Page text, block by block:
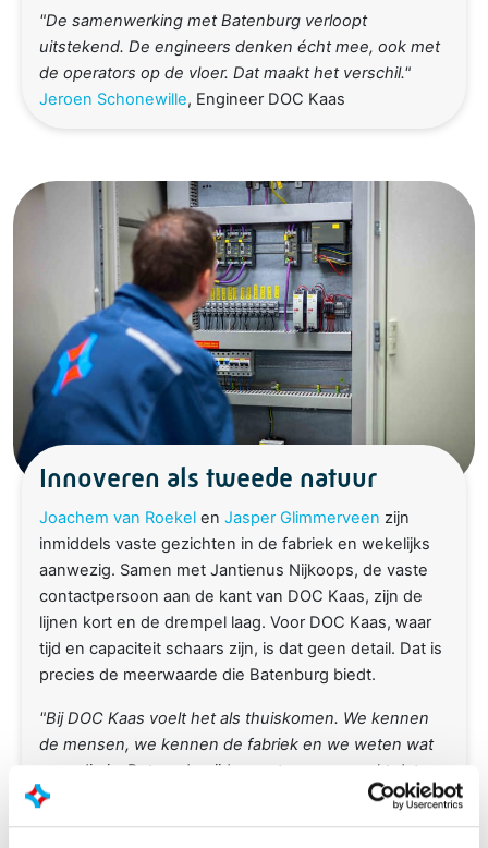
"De samenwerking met Batenburg verloopt
uitstekend. De engineers denken écht mee, ook met
de operators op de vloer. Dat maakt het verschil."
Jeroen Schonewille, Engineer DOC Kaas
Innoveren als tweede natuur
Joachem van Roekel en Jasper Glimmerveen zijn
inmiddels vaste gezichten in de fabriek en wekelijks
aanwezig. Samen met Jantienus Nijkoops, de vaste
contactpersoon aan de kant van DOC Kaas, zijn de
lijnen kort en de drempel laag. Voor DOC Kaas, waar
tijd en capaciteit schaars zijn, is dat geen detail. Dat is
precies de meerwaarde die Batenburg biedt.
"Bij DOC Kaas voelt het als thuiskomen. We kennen
de mensen, we kennen de fabriek en we weten wat
er nodig is. Dat wederzijdse vertrouwen maakt dat we
samen echt verder komen."
Jasper Glimmerveen,
Service Engineer Batenburg Industrial Automation